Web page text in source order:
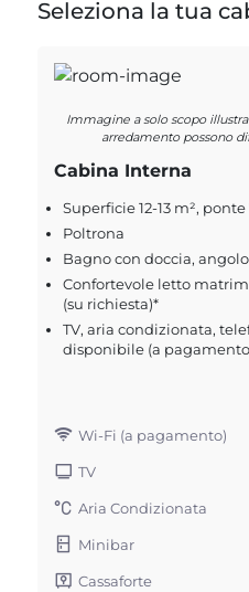
Seleziona la tua
Immagine a solo scopo
arredamento possono
Cabina Interna
Superficie 12-13 m², ponte
Poltrona
Bagno con doccia,
Confortevole letto
(su richiesta)*
TV, aria condizionata,
disponibile (a
Wi-Fi (a pagamento)
TV
Aria Condizionata
Minibar
Cassaforte